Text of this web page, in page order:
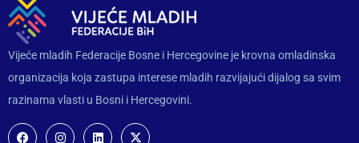
Vijeće mladih Federacije Bosne i Hercegovine je krovna omladinska
organizacija koja zastupa interese mladih razvijajući dijalog sa svim
razinama vlasti u Bosni i Hercegovini.